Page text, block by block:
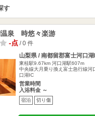
す
温泉 時悠々楽游
-点/ 0 件
山梨県 / 南都留郡富士河口
東桂駅9.67km 河口湖駅607m
中央線大月乗り換え富士急行線河
口湖IC
営業時間
入浴料金 ～
宿泊 切り傷